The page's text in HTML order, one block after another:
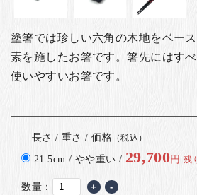
塗箸では珍しい六角の木地をベー
素を施したお箸です。箸先にはす
使いやすいお箸です。
長さ / 重さ / 価格 （税込）
21.5cm / やや重い / 29,700円 残
数量： + -